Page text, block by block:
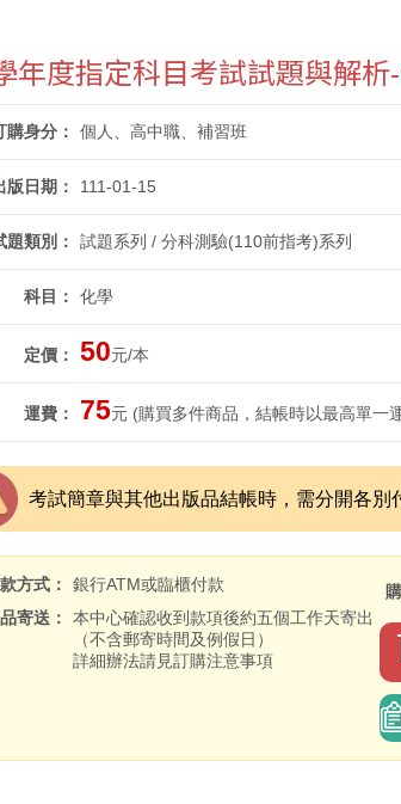
年度指定科目考試試題與解析
購身分 個人、高中職、補習班
版日期 111-01-15
題類別 試題系列 / 分科測驗(110前指考)系列
科目 化學
定價 50元/本
運費 75元 (購買多件商品，結帳時以最高單一
考試簡章與其他出版品結帳時，需分開各別
方式
銀行ATM或臨櫃付款
寄送
本中心確認收到款項後約五個工作天寄出
（不含郵寄時間及例假日）
詳細辦法請見訂購注意事項